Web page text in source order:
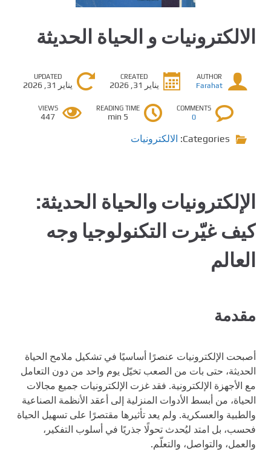
الالكترونيات و الحياة الحديثة
AUTHOR
Farahat
CREATED
يناير 31, 2026
UPDATED
يناير 31, 2026
COMMENTS
0
READING TIME
5 min
VIEWS
447
Categories: الالكترونيات
الإلكترونيات والحياة الحديثة:
كيف غيّرت التكنولوجيا وجه
العالم
مقدمة
أصبحت الإلكترونيات عنصرًا أساسيًا في تشكيل ملامح الحياة
الحديثة، حتى بات من الصعب تخيّل يوم واحد من دون التعامل
مع الأجهزة الإلكترونية. فقد غزت الإلكترونيات جميع مجالات
الحياة، من أبسط الأدوات المنزلية إلى أعقد الأنظمة الصناعية
والطبية والعسكرية. ولم يعد تأثيرها مقتصرًا على تسهيل الحياة
فحسب، بل امتد ليُحدث تحولًا جذريًا في أسلوب التفكير،
والعمل، والتواصل، والتعلّم.